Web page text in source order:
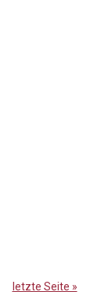
letzte Seite »